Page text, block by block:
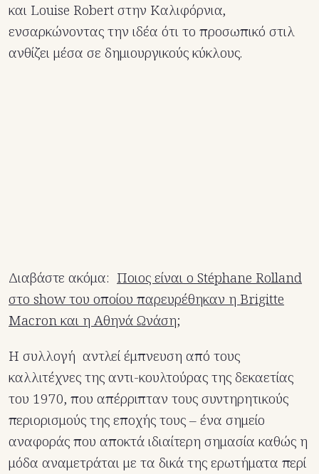
και Louise Robert στην Καλιφόρνια,
ενσαρκώνοντας την ιδέα ότι το προσωπικό στιλ
ανθίζει μέσα σε δημιουργικούς κύκλους.
Διαβάστε ακόμα: Ποιος είναι ο Stéphane Rolland
στο show του οποίου παρευρέθηκαν η Brigitte
Macron και η Αθηνά Ωνάση;
Η συλλογή αντλεί έμπνευση από τους
καλλιτέχνες της αντι-κουλτούρας της δεκαετίας
του 1970, που απέρριπταν τους συντηρητικούς
περιορισμούς της εποχής τους – ένα σημείο
αναφοράς που αποκτά ιδιαίτερη σημασία καθώς η
μόδα αναμετράται με τα δικά της ερωτήματα περί